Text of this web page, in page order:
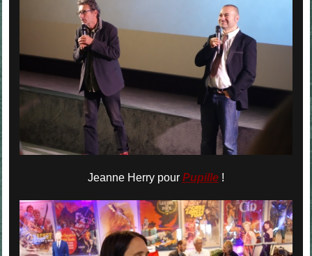
Jeanne Herry pour Pupille!